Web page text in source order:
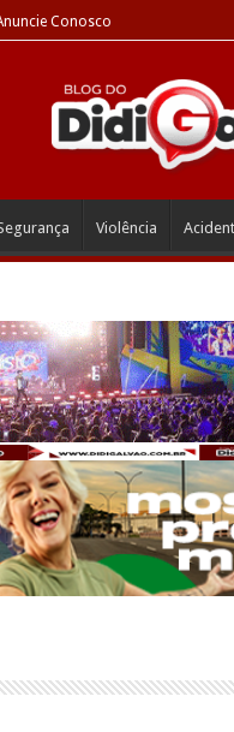
Conosco
Violência